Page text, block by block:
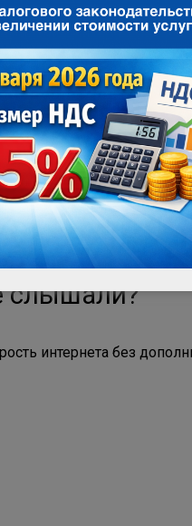
слышали?
интернета без